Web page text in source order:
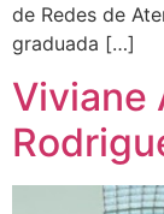
de Redes de
graduada […]
Viviane